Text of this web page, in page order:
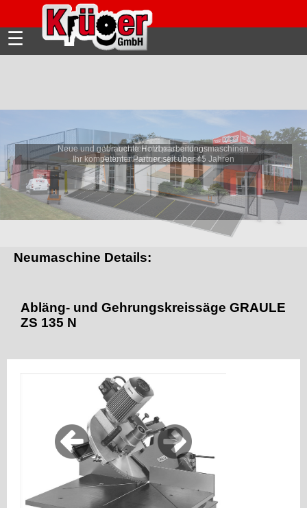
☰
Neue und gebrauchte Holzbearbeitungsmaschinen
Ihr kompetenter Partner seit über 45 Jahren
Wir beraten mit passenden
Automatisierungslösungen!
Neumaschine Details:
Abläng- und Gehrungskreissäge GRAULE
ZS 135 N